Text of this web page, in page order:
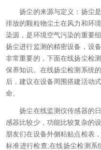
扬尘的来源与定义：扬尘是
排放的颗粒物尘土在风力和环
染源，是环境空气污染的重要
扬尘进行监测的精密设备，设
非常重要的，下面在线扬尘检
保养知识。在线扬尘检测系统
后，建议在设备周围搭建活动
命。
扬尘在线监测仪传感器的日
感器比较少，功能比较复杂的
朋友们在设备外侧粘贴点检表
标准进行检查;在线扬尘检测系